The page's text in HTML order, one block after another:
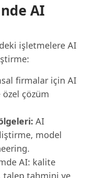
AI
işletmelere AI
firmalar için AI
çözüm
AI
model
AI: kalite
talep tahmini ve